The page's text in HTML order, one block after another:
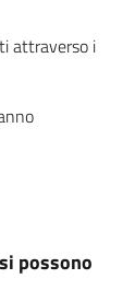
attraverso i
possono